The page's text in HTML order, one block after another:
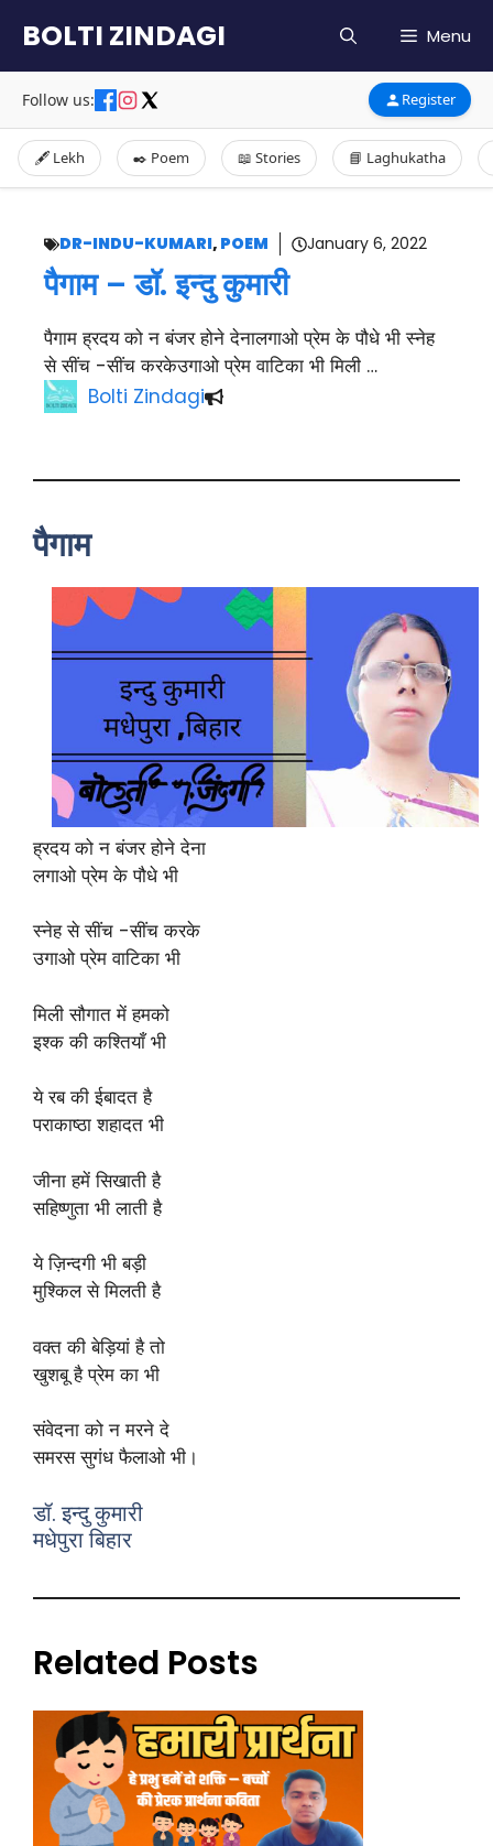
content
BOLTI ZINDAGI Menu
Follow us: Register
🖋️ Lekh ✒️ Poem 📖 Stories 📘 Laghukatha
DR-INDU-KUMARI, POEM January 6, 2022
पैगाम – डॉ. इन्दु कुमारी
पैगाम ह्रदय को न बंजर होने देनालगाओ प्रेम के पौधे भी स्नेह
से सींच -सींच करकेउगाओ प्रेम वाटिका भी मिली …
Bolti Zindagi
पैगाम
ह्रदय को न बंजर होने देना
लगाओ प्रेम के पौधे भी
स्नेह से सींच -सींच करके
उगाओ प्रेम वाटिका भी
मिली सौगात में हमको
इश्क की कश्तियाँ भी
ये रब की ईबादत है
पराकाष्ठा शहादत भी
जीना हमें सिखाती है
सहिष्णुता भी लाती है
ये ज़िन्दगी भी बड़ी
मुश्किल से मिलती है
वक्त की बेड़ियां है तो
खुशबू है प्रेम का भी
संवेदना को न मरने दे
समरस सुगंध फैलाओ भी।
डॉ. इन्दु कुमारी
मधेपुरा बिहार
Related Posts